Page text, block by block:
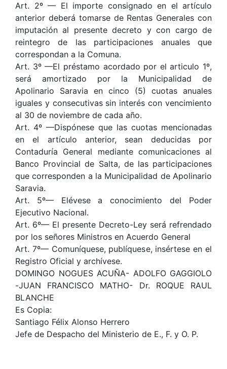
Art. 2º — El importe consignado en el artículo
anterior deberá tomarse de Rentas Generales con
imputación al presente decreto y con cargo de
reintegro de las participaciones anuales que
correspondan a la Comuna.
Art. 3º —El préstamo acordado por el articulo 1º,
será amortizado por la Municipalidad de
Apolinario Saravia en cinco (5) cuotas anuales
iguales y consecutivas sin interés con vencimiento
al 30 de noviembre de cada año.
Art. 4º —Dispónese que las cuotas mencionadas
en el artículo anterior, sean deducidas por
Contaduría General mediante comunicaciones al
Banco Provincial de Salta, de las participaciones
que corresponden a la Municipalidad de Apolinario
Saravia.
Art. 5º— Elévese a conocimiento del Poder
Ejecutivo Nacional.
Art. 6º— El presente Decreto-Ley será refrendado
por los señores Ministros en Acuerdo General
Art. 7º— Comuníquese, publíquese, insértese en el
Registro Oficial y archívese.
DOMINGO NOGUES ACUÑA- ADOLFO GAGGIOLO
-JUAN FRANCISCO MATHO- Dr. ROQUE RAUL
BLANCHE
Es Copia:
Santiago Félix Alonso Herrero
Jefe de Despacho del Ministerio de E., F. y O. P.